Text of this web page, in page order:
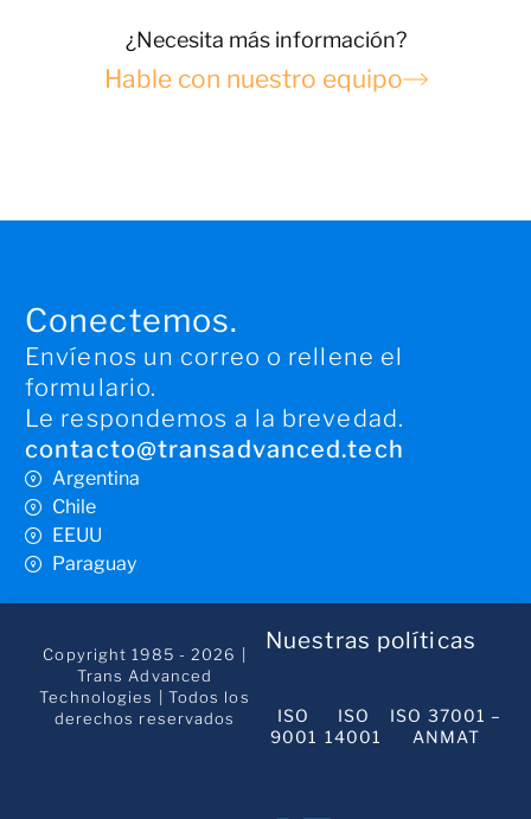
¿Necesita más información?
Hable con nuestro equipo
Conectemos.
Envíenos un correo o rellene el
formulario.
Le respondemos a la brevedad.
contacto@transadvanced.tech
Argentina
Chile
EEUU
Paraguay
Copyright 1985 - 2026 |
Trans Advanced
Technologies | Todos los
derechos reservados
Nuestras políticas
ISO
9001
ISO
14001
ISO 37001 –
ANMAT